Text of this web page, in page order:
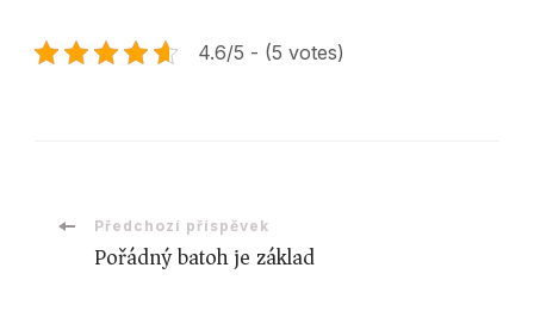
4.6/5 - (5 votes)
Navigace
Předchozí příspěvek
Pořádný batoh je základ